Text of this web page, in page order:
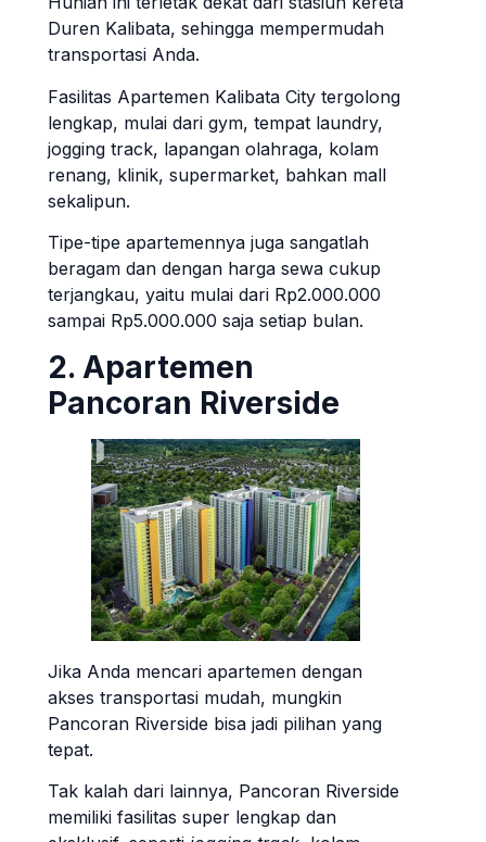
Duren Kalibata, sehingga mempermudah
transportasi Anda.
Fasilitas Apartemen Kalibata City tergolong
lengkap, mulai dari gym, tempat laundry,
jogging track, lapangan olahraga, kolam
renang, klinik, supermarket, bahkan mall
sekalipun.
Tipe-tipe apartemennya juga sangatlah
beragam dan dengan harga sewa cukup
terjangkau, yaitu mulai dari Rp2.000.000
sampai Rp5.000.000 saja setiap bulan.
2. Apartemen
Pancoran Riverside
Jika Anda mencari apartemen dengan
akses transportasi mudah, mungkin
Pancoran Riverside bisa jadi pilihan yang
tepat.
Tak kalah dari lainnya, Pancoran Riverside
memiliki fasilitas super lengkap dan